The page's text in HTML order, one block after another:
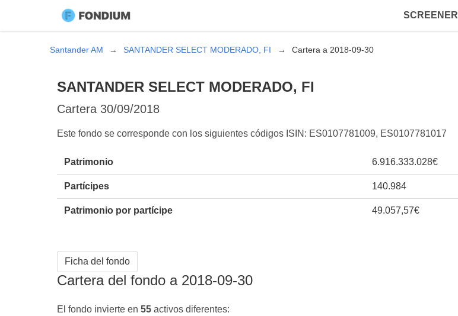
SCREENER
Santander AM SANTANDER SELECT MODERADO, FI Cartera a 2018-09-30
SANTANDER SELECT MODERADO, FI
Cartera 30/09/2018
Este fondo se corresponde con los siguientes códigos ISIN: ES0107781009, ES0107781017
Patrimonio 6.916.333.028€
Partícipes 140.984
Patrimonio por partícipe 49.057,57€
Ficha del fondo
Cartera del fondo a 2018-09-30
El fondo invierte en 55 activos diferentes: